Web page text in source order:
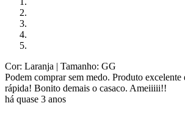
Cor: Laranja | Tamanho: GG
Podem comprar sem medo. Produto excelente
rápida! Bonito demais o casaco. Ameiiiii!!
há quase 3 anos